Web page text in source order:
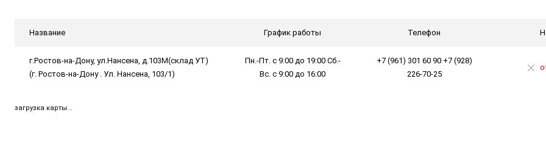
Название График работы Телефон
г.Ростов-на-Дону, ул.Нансена, д.103М(склад УТ)
(г. Ростов-на-Дону . Ул. Нансена, 103/1)
Пн.-Пт. с 9:00 до 19:00 Сб.-
Вс. с 9:00 до 16:00
+7 (961) 301 60 90 +7 (928)
226-70-25
загрузка карты...